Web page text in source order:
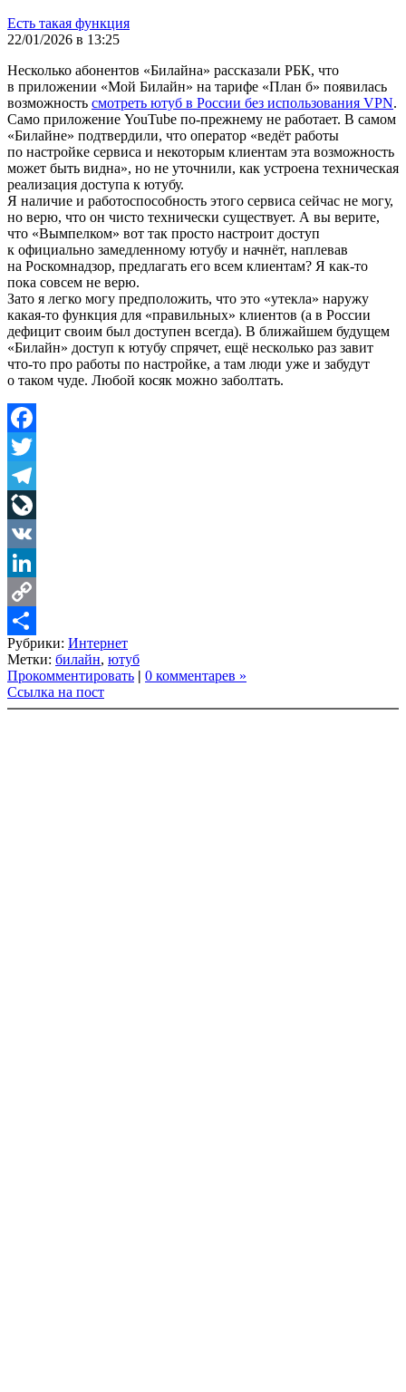
Есть такая функция
22/01/2026 в 13:25
Несколько абонентов «Билайна» рассказали РБК, что
в приложении «Мой Билайн» на тарифе «План б» появилась
возможность смотреть ютуб в России без использования VPN.
Само приложение YouTube по-прежнему не работает. В самом
«Билайне» подтвердили, что оператор «ведёт работы
по настройке сервиса и некоторым клиентам эта возможность
может быть видна», но не уточнили, как устроена техническая
реализация доступа к ютубу.
Я наличие и работоспособность этого сервиса сейчас не могу,
но верю, что он чисто технически существует. А вы верите,
что «Вымпелком» вот так просто настроит доступ
к официально замедленному ютубу и начнёт, наплевав
на Роскомнадзор, предлагать его всем клиентам? Я как-то
пока совсем не верю.
Зато я легко могу предположить, что это «утекла» наружу
какая-то функция для «правильных» клиентов (а в России
дефицит своим был доступен всегда). В ближайшем будущем
«Билайн» доступ к ютубу спрячет, ещё несколько раз завит
что-то про работы по настройке, а там люди уже и забудут
о таком чуде. Любой косяк можно заболтать.
Facebook
Twitter
Telegram
LiveJournal
VK
LinkedIn
Copy
Link
Share
Рубрики: Интернет
Метки: билайн, ютуб
Прокомментировать | 0 комментарев »
Ссылка на пост